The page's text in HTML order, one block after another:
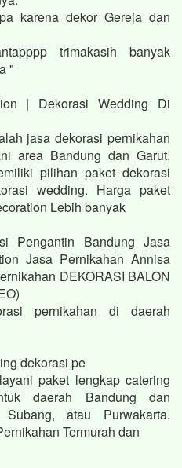
karena dekor Gereja dan
trimakasih banyak
"
| Dekorasi Wedding Di
jasa dekorasi pernikahan
area Bandung dan Garut.
pilihan paket dekorasi
wedding. Harga paket
Lebih banyak
Pengantin Bandung Jasa
Jasa Pernikahan Annisa
DEKORASI BALON
pernikahan di daerah
dekorasi pe
paket lengkap catering
daerah Bandung dan
atau Purwakarta.
Termurah dan